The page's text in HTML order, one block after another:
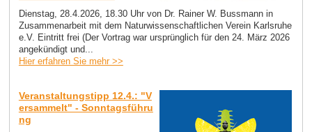
Dienstag, 28.4.2026, 18.30 Uhr von Dr. Rainer W. Bussmann in
Zusammenarbeit mit dem Naturwissenschaftlichen Verein Karlsruhe
e.V. Eintritt frei (Der Vortrag war ursprünglich für den 24. März 2026
angekündigt und...
Hier erfahren Sie mehr >>
Veranstaltungstipp 12.4.: "V
ersammelt" - Sonntagsführu
ng